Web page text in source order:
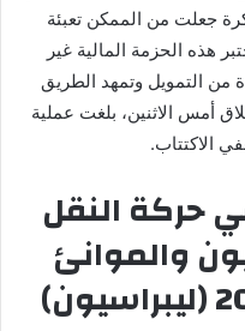
جعلت من الممكن تعبئة
هذه الحزمة المالية غير
التمويل وتمهد الطريق
أمس الاثنين، بلغت عملية
الاكتتاب.
بنسبة 47 في حركة النقل
والموانئ